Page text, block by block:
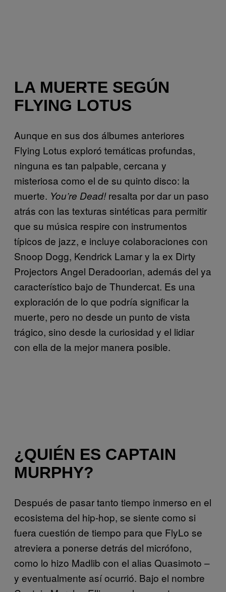
LA MUERTE SEGÚN
FLYING LOTUS
Aunque en sus dos álbumes anteriores
Flying Lotus exploró temáticas profundas,
ninguna es tan palpable, cercana y
misteriosa como el de su quinto disco: la
muerte. You’re Dead!resalta por dar un paso
atrás con las texturas sintéticas para permitir
que su música respire con instrumentos
típicos de jazz, e incluye colaboraciones con
Snoop Dogg, Kendrick Lamar y la ex Dirty
Projectors Angel Deradoorian, además del ya
característico bajo de Thundercat. Es una
exploración de lo que podría significar la
muerte, pero no desde un punto de vista
trágico, sino desde la curiosidad y el lidiar
con ella de la mejor manera posible.
¿QUIÉN ES CAPTAIN
MURPHY?
Después de pasar tanto tiempo inmerso en el
ecosistema del hip-hop, se siente como si
fuera cuestión de tiempo para que FlyLo se
atreviera a ponerse detrás del micrófono,
como lo hizo Madlib con el alias Quasimoto –
y eventualmente así ocurrió. Bajo el nombre